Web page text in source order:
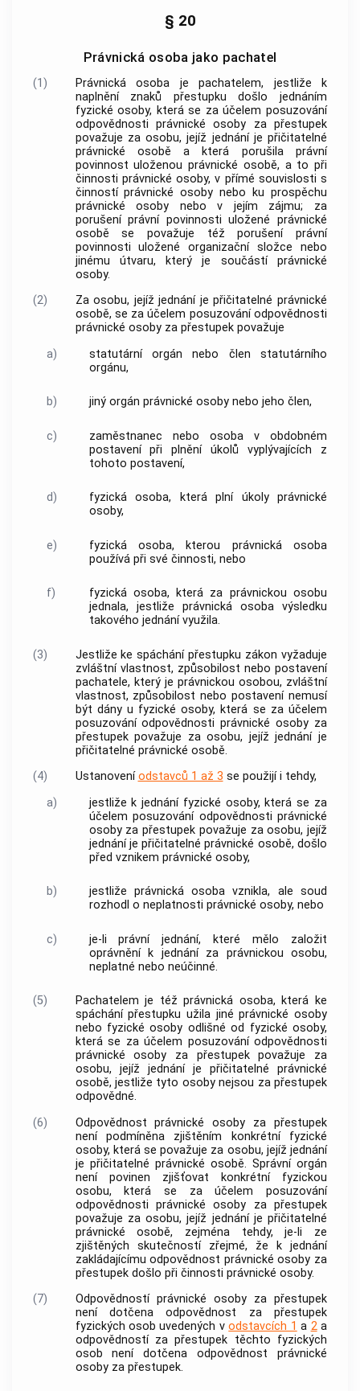
§ 20
Právnická osoba jako pachatel
(1)
Právnická osoba je pachatelem, jestliže k
naplnění znaků přestupku došlo jednáním
fyzické osoby, která se za účelem posuzování
odpovědnosti právnické osoby za přestupek
považuje za osobu, jejíž jednání je přičitatelné
právnické osobě a která porušila právní
povinnost uloženou právnické osobě, a to při
činnosti právnické osoby, v přímé souvislosti s
činností právnické osoby nebo ku prospěchu
právnické osoby nebo v jejím zájmu; za
porušení právní povinnosti uložené právnické
osobě se považuje též porušení právní
povinnosti uložené organizační složce nebo
jinému útvaru, který je součástí právnické
osoby.
(2)
Za osobu, jejíž jednání je přičitatelné právnické
osobě, se za účelem posuzování odpovědnosti
právnické osoby za přestupek považuje
a)
statutární orgán nebo člen statutárního
orgánu,
b) jiný orgán právnické osoby nebo jeho člen,
c)
zaměstnanec nebo osoba v obdobném
postavení při plnění úkolů vyplývajících z
tohoto postavení,
d)
fyzická osoba, která plní úkoly právnické
osoby,
e)
fyzická osoba, kterou právnická osoba
používá při své činnosti, nebo
f)
fyzická osoba, která za právnickou osobu
jednala, jestliže právnická osoba výsledku
takového jednání využila.
(3)
Jestliže ke spáchání přestupku zákon vyžaduje
zvláštní vlastnost, způsobilost nebo postavení
pachatele, který je právnickou osobou, zvláštní
vlastnost, způsobilost nebo postavení nemusí
být dány u fyzické osoby, která se za účelem
posuzování odpovědnosti právnické osoby za
přestupek považuje za osobu, jejíž jednání je
přičitatelné právnické osobě.
(4)
Ustanoveníodstavců 1 až 3 se použijí i tehdy,
a)
jestliže k jednání fyzické osoby, která se za
účelem posuzování odpovědnosti právnické
osoby za přestupek považuje za osobu, jejíž
jednání je přičitatelné právnické osobě, došlo
před vznikem právnické osoby,
b)
jestliže právnická osoba vznikla, ale soud
rozhodl o neplatnosti právnické osoby, nebo
c)
je-li právní jednání, které mělo založit
oprávnění k jednání za právnickou osobu,
neplatné nebo neúčinné.
(5)
Pachatelem je též právnická osoba, která ke
spáchání přestupku užila jiné právnické osoby
nebo fyzické osoby odlišné od fyzické osoby,
která se za účelem posuzování odpovědnosti
právnické osoby za přestupek považuje za
osobu, jejíž jednání je přičitatelné právnické
osobě, jestliže tyto osoby nejsou za přestupek
odpovědné.
(6)
Odpovědnost právnické osoby za přestupek
není podmíněna zjištěním konkrétní fyzické
osoby, která se považuje za osobu, jejíž jednání
je přičitatelné právnické osobě. Správní orgán
není povinen zjišťovat konkrétní fyzickou
osobu, která se za účelem posuzování
odpovědnosti právnické osoby za přestupek
považuje za osobu, jejíž jednání je přičitatelné
právnické osobě, zejména tehdy, je-li ze
zjištěných skutečností zřejmé, že k jednání
zakládajícímu odpovědnost právnické osoby za
přestupek došlo při činnosti právnické osoby.
(7)
Odpovědností právnické osoby za přestupek
není dotčena odpovědnost za přestupek
fyzických osob uvedených vodstavcích 1 a 2a
odpovědností za přestupek těchto fyzických
osob není dotčena odpovědnost právnické
osoby za přestupek.